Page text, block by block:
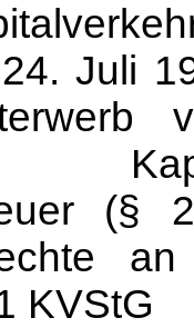
Juli
KVStG